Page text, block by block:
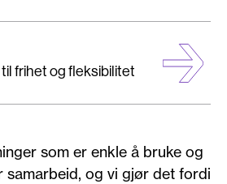
frihet og fleksibilitet
som er enkle å bruke og
samarbeid, og vi gjør det fordi